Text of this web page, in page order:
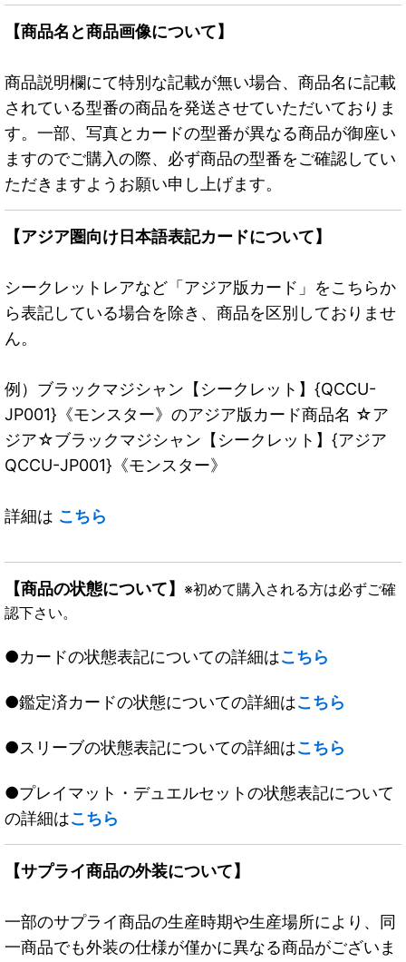
【商品名と商品画像について】
商品説明欄にて特別な記載が無い場合、商品名に記載
されている型番の商品を発送させていただいておりま
す。一部、写真とカードの型番が異なる商品が御座い
ますのでご購入の際、必ず商品の型番をご確認してい
ただきますようお願い申し上げます。
【アジア圏向け日本語表記カードについて】
シークレットレアなど「アジア版カード」をこちらか
ら表記している場合を除き、商品を区別しておりませ
ん。
例）ブラックマジシャン【シークレット】{QCCU-
JP001}《モンスター》のアジア版カード商品名 ☆ア
ジア☆ブラックマジシャン【シークレット】{アジア
QCCU-JP001}《モンスター》
詳細は こちら
【商品の状態について】 ※初めて購入される方は必ずご確
認下さい。
●カードの状態表記についての詳細はこちら
●鑑定済カードの状態についての詳細はこちら
●スリーブの状態表記についての詳細はこちら
●プレイマット・デュエルセットの状態表記について
の詳細はこちら
【サプライ商品の外装について】
一部のサプライ商品の生産時期や生産場所により、同
一商品でも外装の仕様が僅かに異なる商品がございま